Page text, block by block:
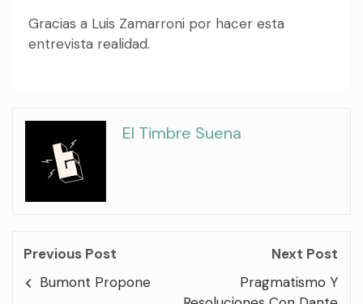
Gracias a Luis Zamarroni por hacer esta
entrevista realidad.
El Timbre Suena
Previous Post
Bumont Propone
Next Post
Pragmatismo Y